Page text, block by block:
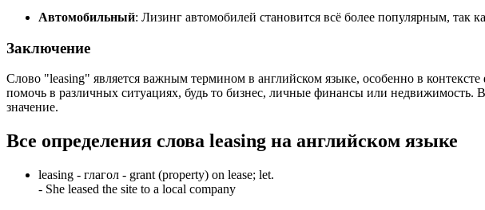
Автомобильный: Лизинг автомобилей становится всё более популярным, так
Заключение
Слово "leasing" является важным термином в английском языке, особенно в
помочь в различных ситуациях, будь то бизнес, личные финансы или недвижимость.
значение.
Все определения слова leasing на английском языке
leasing - глагол - grant (property) on lease; let.
- She leased the site to a local company